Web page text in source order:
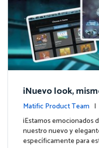
¡Nuevo look,
ósmica de
Matific Product Team
de la plataforma
¡Estamos emocionados
nuestro nuevo y
específicamente para